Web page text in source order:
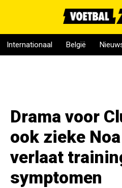
Internationaal België
Drama voor
ook zieke
verlaat
symptomen